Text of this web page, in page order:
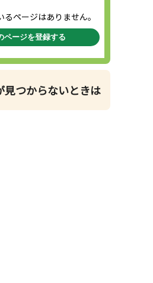
ページはありません。
ページを登録する
見つからないときは